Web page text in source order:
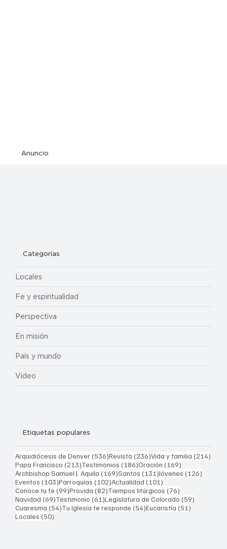
Anuncio
Categorías
Locales
Fe y espiritualidad
Perspectiva
En misión
País y mundo
Video
Etiquetas populares
Arquidiócesis de Denver(536)536 entradas
Revista (236)236 entradas
Vida y familia (214)
Papa Francisco (213)213 entradas
Testimonios (186)186 entradas
Oración (169)
Archbishop Samuel J. Aquila (169)169 entradas
Santos (131)131 entradas
Jóvenes (126)
Eventos (103)103 entradas
Parroquias (102)102 entradas
Actualidad (101)
Conoce tu fe (99)99 entradas
Provida (82)82 entradas
Tiempos litúrgicos (76)
Navidad (69)69 entradas
Testimonio (61)61 entradas
Legislatura de Colorado (59)
Cuaresma (54)54 entradas
Tu Iglesia te responde (54)54 entradas
Eucaristía (51)
Locales (50)